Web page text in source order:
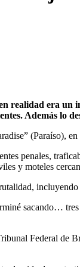
realidad era
Además lo
(Paraíso),
penales,
y moteles
sacando…
Federal de